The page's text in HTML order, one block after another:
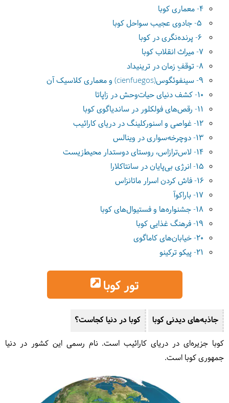
4- معماری کوبا
7- میراث انقلاب کوبا
8- توقفِ زمان در ترینیداد
9- سینفوئگوس(cienfuegos) و معماری کلاسیک آن
10- کشف دنیای حیات‌وحش در زاپاتا
11- رقص‌های فولکلور در ساندیاگوی کوبا
12- غواصی و اسنورکلینگ در دریای کارائیب
13- دوچرخه‌سواری در وینالس
14- لاس‌ترازاس، روستای دوستدار محیط‌زیست
15- انرژی بی‌پایان در سانتا‌کلارا
16- فاش کردن اسرار ماتانزاس
17- باراکوآ
18- جشنواره‌ها و فستیوال‌های کوبا
19- فرهنگ غذایی کوبا
20- خیابان‌های کاماگوی
21- پیکو ترکینو
تور کوبا
جاذبه‌های دیدنی کوبا
کوبا در دنیا کجاست؟
کوبا جزیره‌ای در دریای کارائیب است. نام رسمی این کشور در دنیا
جمهوری کوبا است.